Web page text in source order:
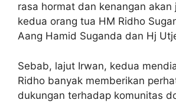
rasa hormat dan kenangan akan
kedua orang tua HM Ridho
Aang Hamid Suganda dan Hj
Sebab, lajut Irwan, kedua
Ridho banyak memberikan
dukungan terhadap komunitas